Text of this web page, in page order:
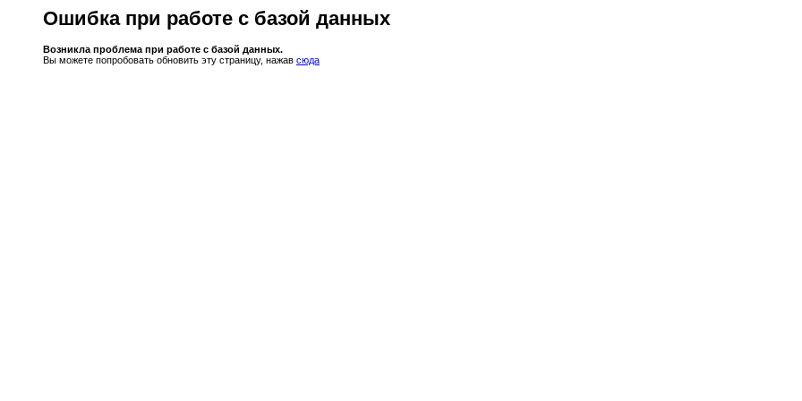
Ошибка при работе с базой данных
Возникла проблема при работе с базой данных.
Вы можете попробовать обновить эту страницу, нажав сюда